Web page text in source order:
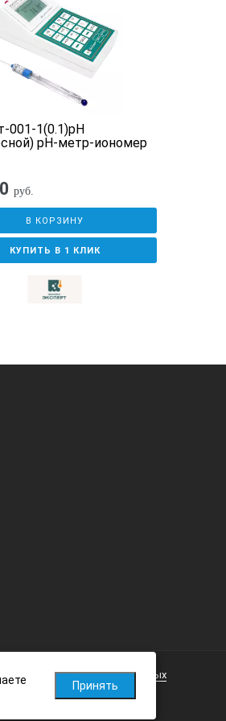
001-1(0.1)рН
pH-метр-иономер
руб.
В КОРЗИНУ
КУПИТЬ В 1 КЛИК
обработки персональных данных
Принять